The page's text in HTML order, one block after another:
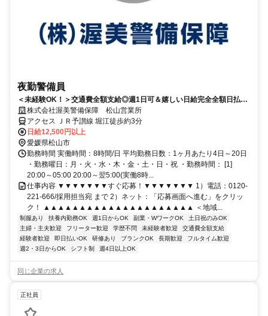
夜勤警備員
＜未経験OK！＞交通費全額支給◎週1日可＆嬉しい日給完全全額日払い
♪
株式会社渥美警備保障 松山営業所
アクセス ＪＲ予讃線 堀江徒歩約3分
日給12,500円以上
愛媛県松山市
勤務時間 実働時間：8時間/日 平均勤務日数：1ヶ月あたり4日～20日
・勤務曜日：月・火・水・木・金・土・日・祝 ・勤務時間： [1]
20:00～05:00 20:00～翌5:00(実働8時...
仕事内容 ▼▼▼▼▼▼▼すぐ応募！▼▼▼▼▼▼▼ 1）電話：0120-
221-666/採用担当宛 まで 2）ネット：「応募画面へ進む」をクリッ
ク！ ▲▲▲▲▲▲▲▲▲▲▲▲▲▲▲▲▲▲▲▲▲ ＜地域...
制服あり 扶養内勤務OK 週1日からOK 副業・WワークOK
土日祝のみOK
主婦・主夫歓迎
フリーター歓迎 学歴不問 未経験者歓迎
交通費全額支給
経験者歓迎
即日払いOK 研修あり ブランクOK 長期歓迎
フルタイム歓迎
週2・3日からOK
シフト制 週4日以上OK
同じ企業の求人
正社員